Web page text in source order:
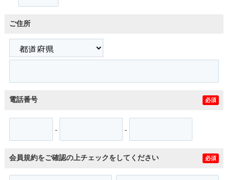
ご住所
電話番号 必須
- -
会員規約をご確認の上チェックをしてください 必須